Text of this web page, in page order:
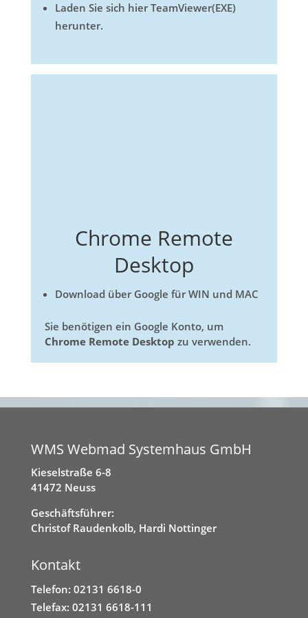
Laden Sie sich hier TeamViewer(EXE)
herunter.
Chrome Remote
Desktop
Download über Google für WIN und MAC
Sie benötigen ein Google Konto, um
Chrome Remote Desktop zu verwenden.
WMS Webmad Systemhaus GmbH
Kieselstraße 6-8
41472 Neuss
Geschäftsführer:
Christof Raudenkolb, Hardi Nottinger
Kontakt
Telefon: 02131 6618-0
Telefax: 02131 6618-111